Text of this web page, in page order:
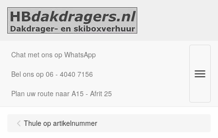
Chat met ons op WhatsApp
Bel ons op 06 - 4040 7156
Plan uw route naar A15 - Afrit 25
Menu
Thule op artikelnummer